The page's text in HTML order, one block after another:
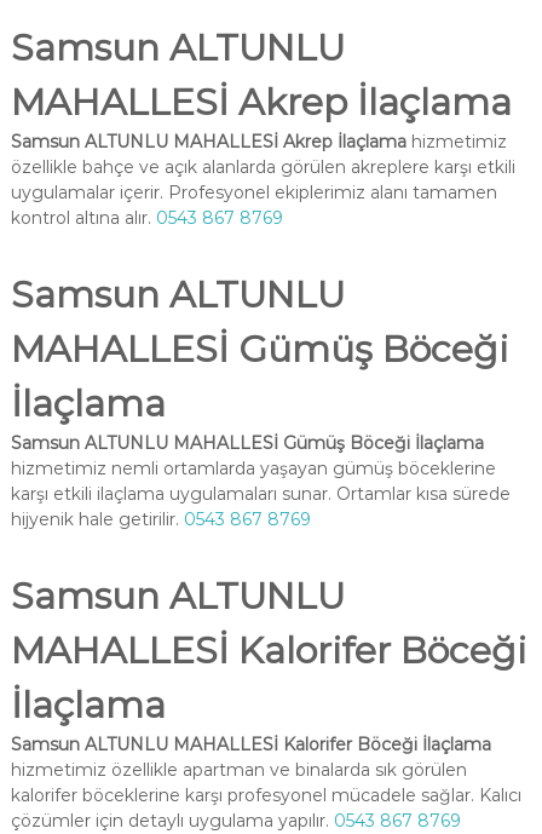
Samsun ALTUNLU
MAHALLESİ Akrep İlaçlama
Samsun ALTUNLU MAHALLESİ Akrep İlaçlamahizmetimiz
özellikle bahçe ve açık alanlarda görülen akreplere karşı etkili
uygulamalar içerir. Profesyonel ekiplerimiz alanı tamamen
kontrol altına alır. 0543 867 8769
Samsun ALTUNLU
MAHALLESİ Gümüş Böceği
İlaçlama
Samsun ALTUNLU MAHALLESİ Gümüş Böceği İlaçlama
hizmetimiz nemli ortamlarda yaşayan gümüş böceklerine
karşı etkili ilaçlama uygulamaları sunar. Ortamlar kısa sürede
hijyenik hale getirilir. 0543 867 8769
Samsun ALTUNLU
MAHALLESİ Kalorifer Böceği
İlaçlama
Samsun ALTUNLU MAHALLESİ Kalorifer Böceği İlaçlama
hizmetimiz özellikle apartman ve binalarda sık görülen
kalorifer böceklerine karşı profesyonel mücadele sağlar. Kalıcı
çözümler için detaylı uygulama yapılır. 0543 867 8769